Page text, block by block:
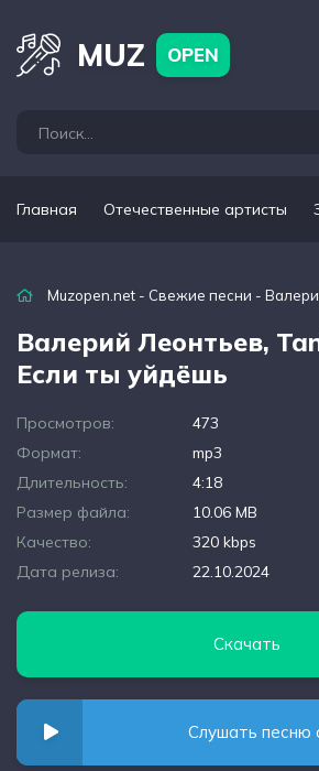
MUZ OPEN
Главная Отечественные артисты
Muzopen.net - Свежие песни - Валерий
Валерий Леонтьев,
Если ты уйдёшь
Просмотров:
473
Формат:
mp3
Длительность:
4:18
Размер файла:
10.06 MB
Качество:
320 kbps
Дата релиза:
22.10.2024
Скачать
Слушать песню
артисты Популярные подборки